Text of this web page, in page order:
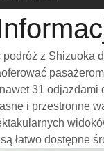
z
31
i przestronne
łatwo dostępne